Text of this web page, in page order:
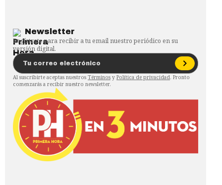
Newsletter
Regístrate para recibir a tu email nuestro periódico en su
versión digital.
Al suscribirte aceptas nuestros Términos y Política de privacidad. Pronto
comenzarás a recibir nuestro newsletter.